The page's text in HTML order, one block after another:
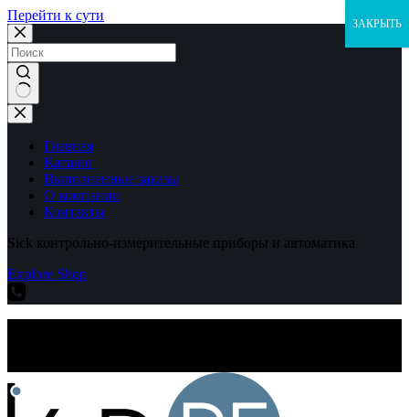
Перейти к сути
Ничего
не
найденоГлавная
Каталог
Выполненные заказы
О компании
Контакты
Sick контрольно-измерительные приборы и автоматика
Explore Shop
ЗАКРЫТЬ